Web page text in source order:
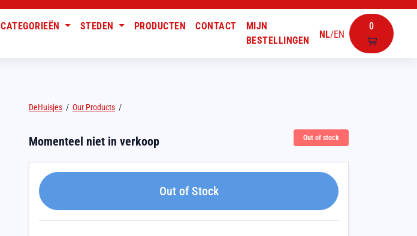
NL/EN
0
CATEGORIEËN STEDEN PRODUCTEN CONTACT
MIJN
BESTELLINGEN
DeHuisjes / Our Products /
Momenteel niet in verkoop Out of stock
Out of Stock